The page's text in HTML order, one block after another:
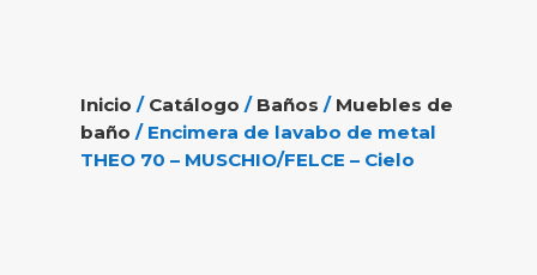
Inicio / Catálogo / Baños / Muebles de
baño / Encimera de lavabo de metal
THEO 70 – MUSCHIO/FELCE – Cielo